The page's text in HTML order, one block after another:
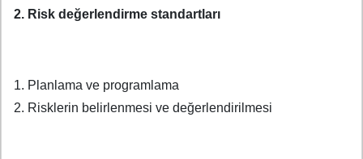
2. Risk değerlendirme standartları
1. Planlama ve programlama
2. Risklerin belirlenmesi ve değerlendirilmesi